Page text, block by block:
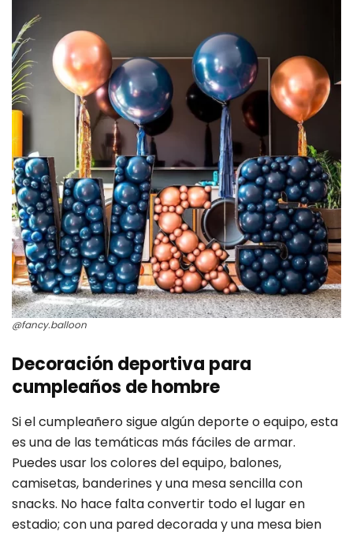
@fancy.balloon
Decoración deportiva para
cumpleaños de hombre
Si el cumpleañero sigue algún deporte o equipo, esta
es una de las temáticas más fáciles de armar.
Puedes usar los colores del equipo, balones,
camisetas, banderines y una mesa sencilla con
snacks. No hace falta convertir todo el lugar en
estadio; con una pared decorada y una mesa bien